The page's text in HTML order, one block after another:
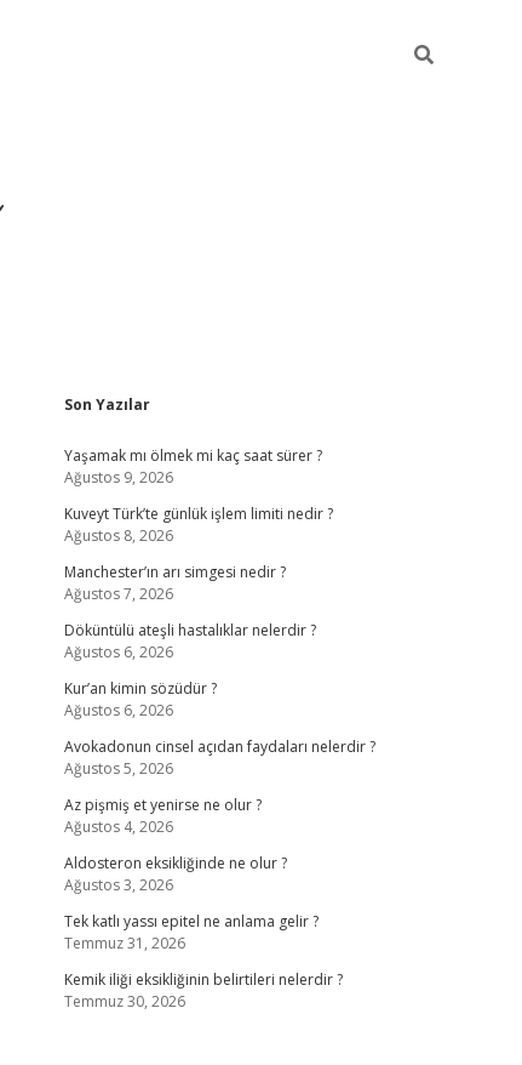
Sidebar
Son Yazılar
Yaşamak mı ölmek mi kaç saat sürer ?
Ağustos 9, 2026
Kuveyt Türk’te günlük işlem limiti nedir ?
Ağustos 8, 2026
Manchester’ın arı simgesi nedir ?
Ağustos 7, 2026
Döküntülü ateşli hastalıklar nelerdir ?
Ağustos 6, 2026
Kur’an kimin sözüdür ?
Ağustos 6, 2026
Avokadonun cinsel açıdan faydaları nelerdir ?
Ağustos 5, 2026
Az pişmiş et yenirse ne olur ?
Ağustos 4, 2026
Aldosteron eksikliğinde ne olur ?
Ağustos 3, 2026
Tek katlı yassı epitel ne anlama gelir ?
Temmuz 31, 2026
Kemik iliği eksikliğinin belirtileri nelerdir ?
Temmuz 30, 2026